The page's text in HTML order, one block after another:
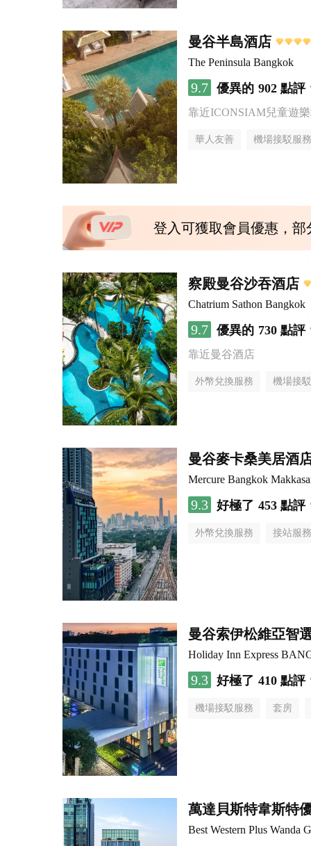
曼谷半島酒店
The Peninsula Bangkok
9.7 優異的 902 點評
靠近ICONSIAM兒童遊
華人友善 機場接駁服務
登入可獲取會員優惠，
察殿曼谷沙吞酒店
Chatrium Sathon Bangkok
9.7 優異的 730 點評
靠近曼谷酒店
外幣兌換服務 機場接
曼谷麥卡桑美居酒
Mercure Bangkok
9.3 好極了 453 點評
外幣兌換服務 接站服務
曼谷索伊松維亞智
Holiday Inn Express
9.3 好極了 410 點評
機場接駁服務 套房
萬達貝斯特韋斯特
Best Western Plus Wanda